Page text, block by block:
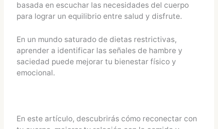
basada en escuchar las necesidades del cuerpo
para lograr un equilibrio entre salud y disfrute.
En un mundo saturado de dietas restrictivas,
aprender a identificar las señales de hambre y
saciedad puede mejorar tu bienestar físico y
emocional.
En este artículo, descubrirás cómo reconectar con